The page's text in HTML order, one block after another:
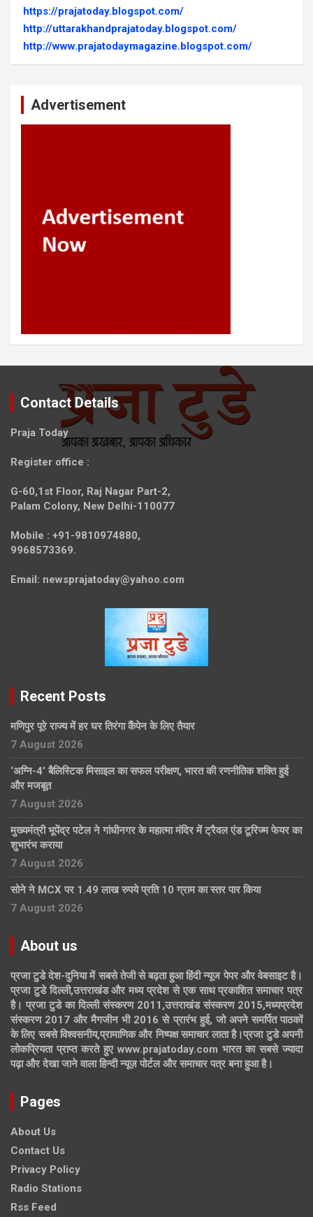
https://prajatoday.blogspot.com/
http://uttarakhandprajatoday.blogspot.com/
http://www.prajatodaymagazine.blogspot.com/
Advertisement
Contact Details
Praja Today
Register office :
G-60,1st Floor, Raj Nagar Part-2,
Palam Colony, New Delhi-110077
Mobile : +91-9810974880,
9968573369.
Email: newsprajatoday@yahoo.com
Recent Posts
मणिपुर पूरे राज्य में हर घर तिरंगा कैंपेन के लिए तैयार
7 August 2026
‘अग्नि-4’ बैलिस्टिक मिसाइल का सफल परीक्षण, भारत की रणनीतिक शक्ति हुई
और मजबूत
7 August 2026
मुख्यमंत्री भूपेंद्र पटेल ने गांधीनगर के महात्मा मंदिर में ट्रैवल एंड टूरिज्म फेयर का
शुभारंभ कराया
7 August 2026
सोने ने MCX पर 1.49 लाख रुपये प्रति 10 ग्राम का स्तर पार किया
7 August 2026
About us
प्रजा टुडे देश-दुनिया में सबसे तेजी से बढ़ता हुआ हिंदी न्यूज पेपर और वेबसाइट है।
प्रजा टुडे दिल्ली,उत्तराखंड और मध्य प्रदेश से एक साथ प्रकाशित समाचार पत्र
है। प्रजा टुडे का दिल्ली संस्करण 2011,उत्तराखंड संस्करण 2015,मध्यप्रदेश
संस्करण 2017 और मैगजीन भी 2016 से प्रारंभ हुई, जो अपने समर्पित पाठकों
के लिए सबसे विश्वसनीय,प्रामाणिक और निष्पक्ष समाचार लाता है।प्रजा टुडे अपनी
लोकप्रियता प्राप्त करते हुए www.prajatoday.com भारत का सबसे ज्यादा
पढ़ा और देखा जाने वाला हिन्दी न्यूज़ पोर्टल और समाचार पत्र बना हुआ है।
Pages
About Us
Contact Us
Privacy Policy
Radio Stations
Rss Feed